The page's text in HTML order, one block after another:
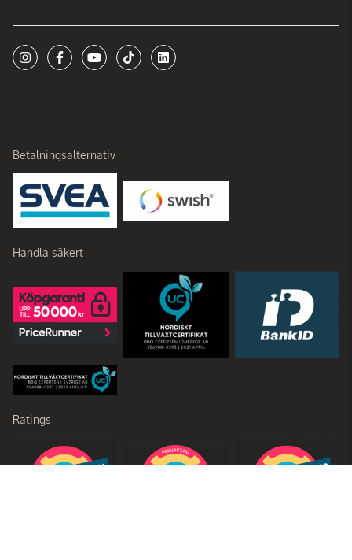
Betalningsalternativ
Handla säkert
Ratings